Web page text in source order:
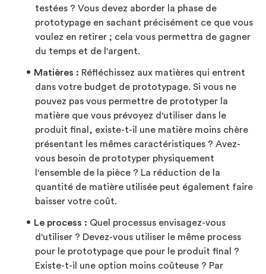
testées ? Vous devez aborder la phase de
prototypage en sachant précisément ce que vous
voulez en retirer ; cela vous permettra de gagner
du temps et de l'argent.
Matières : Réfléchissez aux matières qui entrent
dans votre budget de prototypage. Si vous ne
pouvez pas vous permettre de prototyper la
matière que vous prévoyez d'utiliser dans le
produit final, existe-t-il une matière moins chère
présentant les mêmes caractéristiques ? Avez-
vous besoin de prototyper physiquement
l'ensemble de la pièce ? La réduction de la
quantité de matière utilisée peut également faire
baisser votre coût.
Le process : Quel processus envisagez-vous
d'utiliser ? Devez-vous utiliser le même process
pour le prototypage que pour le produit final ?
Existe-t-il une option moins coûteuse ? Par